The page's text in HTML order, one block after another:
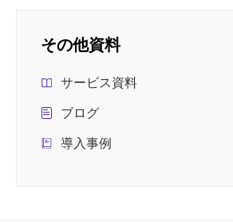
その他資料
サービス資料
ブログ
導入事例